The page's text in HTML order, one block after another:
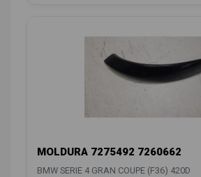
MOLDURA 7275492 7260662
BMW SERIE 4 GRAN COUPE (F36) 420D